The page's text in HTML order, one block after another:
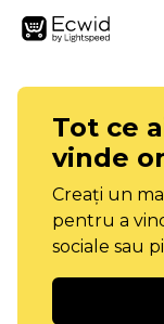
Tot ce
vinde
Creați un
pentru a
sociale sau